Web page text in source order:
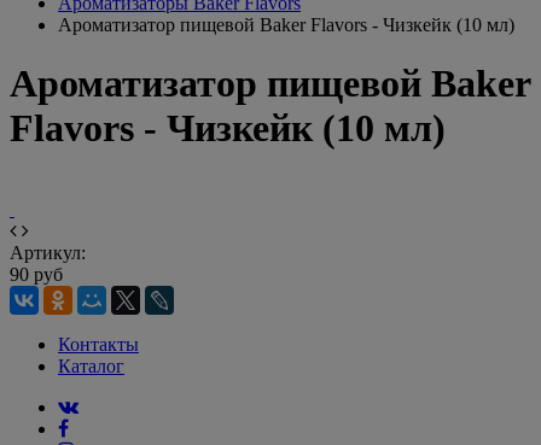
Ароматизатор пищевой Baker Flavors - Чизкейк (10 мл)
Ароматизатор пищевой Baker
Flavors - Чизкейк (10 мл)
Артикул:
90 руб
Контакты
Каталог